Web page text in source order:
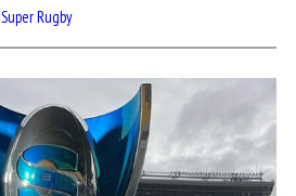
Super Rugby